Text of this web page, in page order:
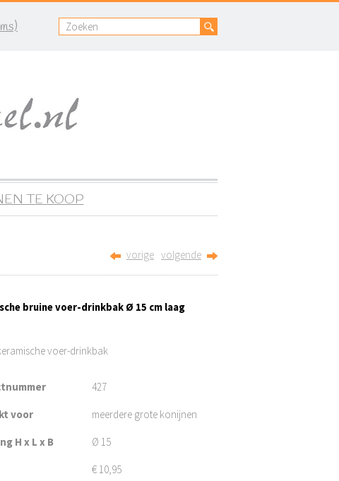
TE KOOP
vorige volgende
bruine voer-drinkbak Ø 15 cm laag
voer-drinkbak
427
voor meerdere grote konijnen
H x L x B Ø 15
€ 10,95